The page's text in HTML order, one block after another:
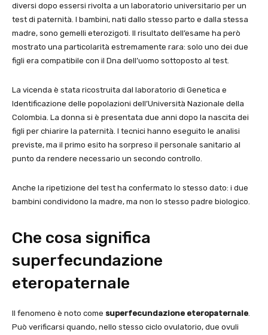
diversi dopo essersi rivolta a un laboratorio universitario per un
test di paternità. I bambini, nati dallo stesso parto e dalla stessa
madre, sono gemelli eterozigoti. Il risultato dell’esame ha però
mostrato una particolarità estremamente rara: solo uno dei due
figli era compatibile con il Dna dell’uomo sottoposto al test.
La vicenda è stata ricostruita dal laboratorio di Genetica e
Identificazione delle popolazioni dell’Università Nazionale della
Colombia. La donna si è presentata due anni dopo la nascita dei
figli per chiarire la paternità. I tecnici hanno eseguito le analisi
previste, ma il primo esito ha sorpreso il personale sanitario al
punto da rendere necessario un secondo controllo.
Anche la ripetizione del test ha confermato lo stesso dato: i due
bambini condividono la madre, ma non lo stesso padre biologico.
Che cosa significa
superfecundazione
eteropaternale
Il fenomeno è noto come superfecundazione eteropaternale
Può verificarsi quando, nello stesso ciclo ovulatorio, due ovuli